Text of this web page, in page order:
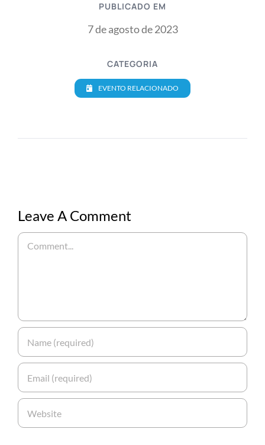
PUBLICADO EM
7 de agosto de 2023
CATEGORIA
EVENTO RELACIONADO
Leave A Comment
Comment